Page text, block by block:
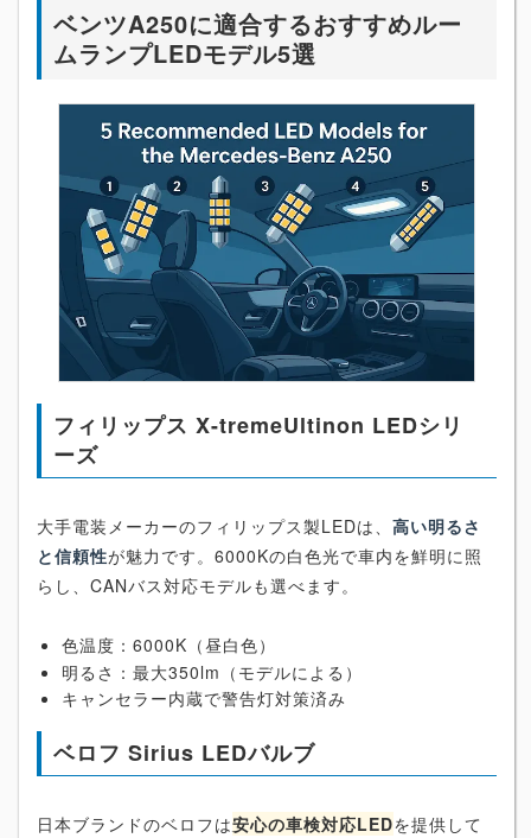
ベンツA250に適合するおすすめルー
ムランプLEDモデル5選
フィリップス X-tremeUltinon LEDシリ
ーズ
大手電装メーカーのフィリップス製LEDは、 高い明るさ
と信頼性が魅力です。6000Kの白色光で車内を鮮明に照
らし、CANバス対応モデルも選べます。
色温度：6000K（昼白色）
明るさ：最大350lm（モデルによる）
キャンセラー内蔵で警告灯対策済み
ベロフ Sirius LEDバルブ
日本ブランドのベロフは安心の車検対応LEDを提供して